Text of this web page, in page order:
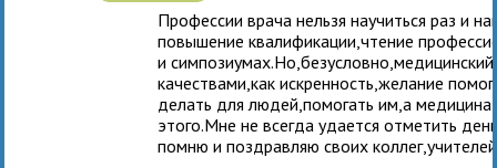
Профессии врача нельзя научиться раз и
повышение квалификации,чтение
и
качествами,как искренность,желание
делать для людей,помогать им,а
этого.Мне не всегда удается отметить
помню и поздравляю своих